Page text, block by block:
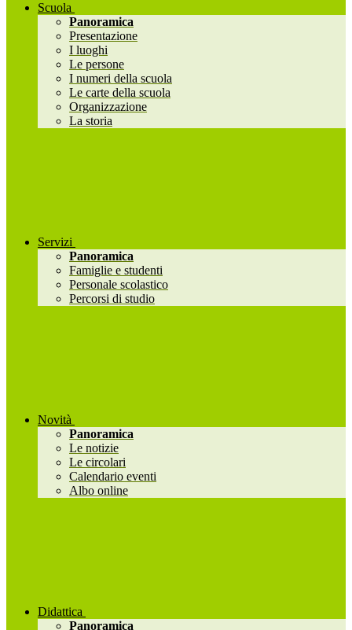
Scuola
Panoramica
Presentazione
I luoghi
Le persone
I numeri della scuola
Le carte della scuola
Organizzazione
La storia
Servizi
Panoramica
Famiglie e studenti
Personale scolastico
Percorsi di studio
Novità
Panoramica
Le notizie
Le circolari
Calendario eventi
Albo online
Didattica
Panoramica